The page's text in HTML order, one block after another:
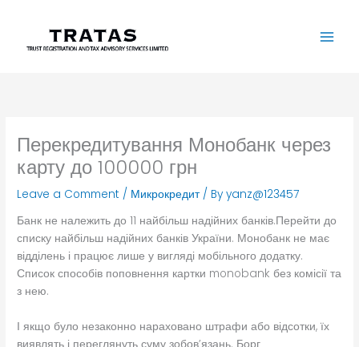
content
Перекредитування Монобанк через
карту до 100000 грн
Leave a Comment / Микрокредит/ Byyanz@123457
Банк не належить до 11 найбільш надійних банків.Перейти до
списку найбільш надійних банків України. Монобанк не має
відділень і працює лише у вигляді мобільного додатку.
Список способів поповнення картки monobank без комісії та
з нею.
І якщо було незаконно нараховано штрафи або відсотки, їх